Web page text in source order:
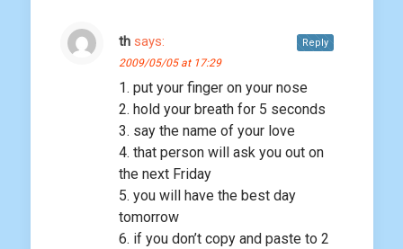
th says:
2009/05/05 at 17:29
1. put your finger on your nose
2. hold your breath for 5 seconds
3. say the name of your love
4. that person will ask you out on
the next Friday
5. you will have the best day
tomorrow
6. if you don’t copy and paste to 2
Reply